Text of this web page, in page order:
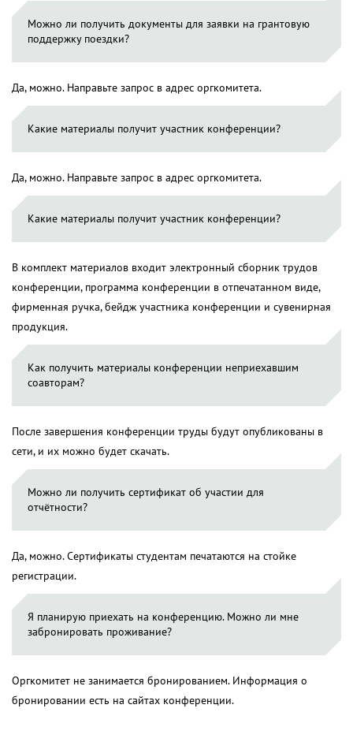
Можно ли получить документы для заявки на грантовую
поддержку поездки?
Да, можно. Направьте запрос в адрес оргкомитета.
Какие материалы получит участник конференции?
Да, можно. Направьте запрос в адрес оргкомитета.
Какие материалы получит участник конференции?
В комплект материалов входит электронный сборник трудов
конференции, программа конференции в отпечатанном виде,
фирменная ручка, бейдж участника конференции и сувенирная
продукция.
Как получить материалы конференции неприехавшим
соавторам?
После завершения конференции труды будут опубликованы в
сети, и их можно будет скачать.
Можно ли получить сертификат об участии для
отчётности?
Да, можно. Сертификаты студентам печатаются на стойке
регистрации.
Я планирую приехать на конференцию. Можно ли мне
забронировать проживание?
Оргкомитет не занимается бронированием. Информация о
бронировании есть на сайтах конференции.